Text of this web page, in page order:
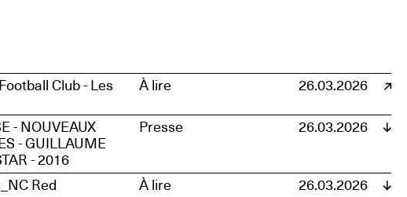
Club - Les
À lire 26.03.2026
- NOUVEAUX
- GUILLAUME
- 2016
Presse 26.03.2026
Red
À lire 26.03.2026